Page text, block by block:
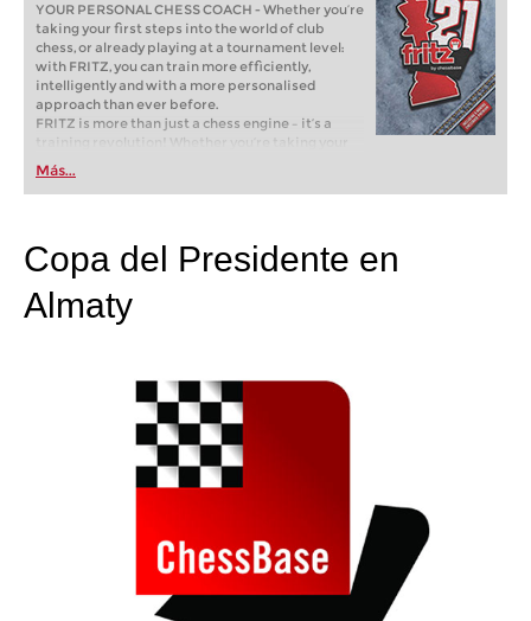
YOUR PERSONAL CHESS COACH - Whether you’re
taking your first steps into the world of club
chess, or already playing at a tournament level:
with FRITZ, you can train more efficiently,
intelligently and with a more personalised
approach than ever before.
FRITZ is more than just a chess engine – it’s a
training revolution! Whether you’re taking your
first steps into the world of club chess, or already
playing at a tournament level: with FRITZ, you can
train more efficiently, intelligently and with a
Más...
Copa del Presidente en
Almaty